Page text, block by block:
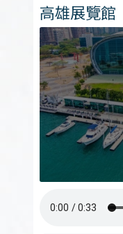
高雄展覽館